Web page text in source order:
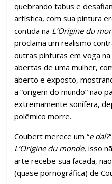
quebrando tabus e
artística, com sua pintura
contida na L’Origine du
proclama um realismo
outras pinturas em voga
abertas de uma mulher,
aberto e exposto,
a “origem do mundo” não
extremamente sonífera,
polêmico morre.
Coubert merece um “e daí?
L’Origine du monde, isso
arte recebe sua facada,
(quase pornográfica) de